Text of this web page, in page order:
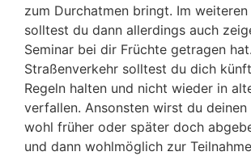
zum Durchatmen bringt. Im weiteren
solltest du dann allerdings auch
Seminar bei dir Früchte getragen
Straßenverkehr solltest du dich
Regeln halten und nicht wieder in
verfallen. Ansonsten wirst du deinen
wohl früher oder später doch
und dann wohlmöglich zur